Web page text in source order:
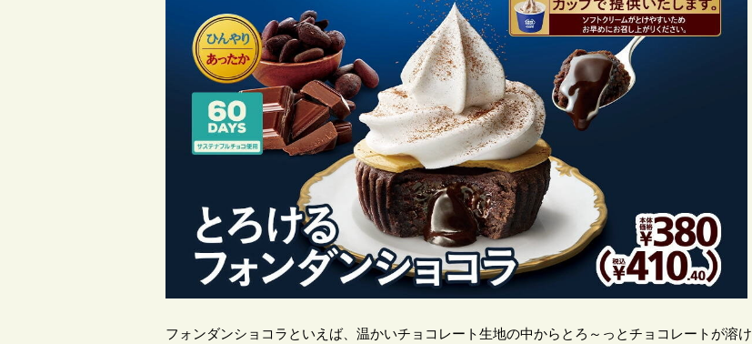
フォンダンショコラといえば、温かいチョコレート生地の中からとろ～っとチョコレートが溶け